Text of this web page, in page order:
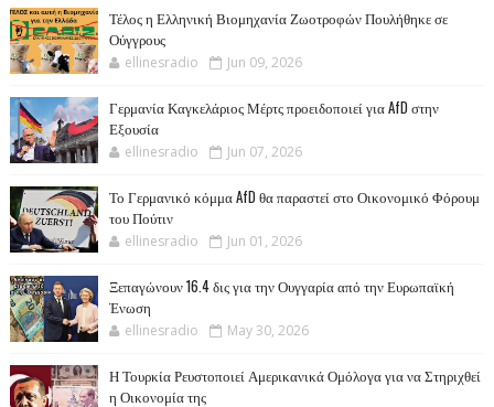
Τέλος η Ελληνική Βιομηχανία Ζωοτροφών Πουλήθηκε σε
Ούγγρους
ellinesradio Jun 09, 2026
Γερμανία Καγκελάριος Μέρτς προειδοποιεί για AfD στην
Εξουσία
ellinesradio Jun 07, 2026
Το Γερμανικό κόμμα AfD θα παραστεί στο Οικονομικό Φόρουμ
του Πούτιν
ellinesradio Jun 01, 2026
Ξεπαγώνουν 16.4 δις για την Ουγγαρία από την Ευρωπαϊκή
Ένωση
ellinesradio May 30, 2026
Η Τουρκία Ρευστοποιεί Αμερικανικά Ομόλογα για να Στηριχθεί
η Οικονομία της